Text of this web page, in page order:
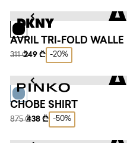
AVRIL TRI-FOLD WALLE
311 ₾249 ₾ -20%
CHOBE SHIRT
875 ₾438 ₾ -50%